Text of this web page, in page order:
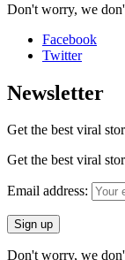
Don't worry, we
Facebook
Twitter
Newsletter
Get the best viral
Get the best viral
Email address:
Don't worry, we